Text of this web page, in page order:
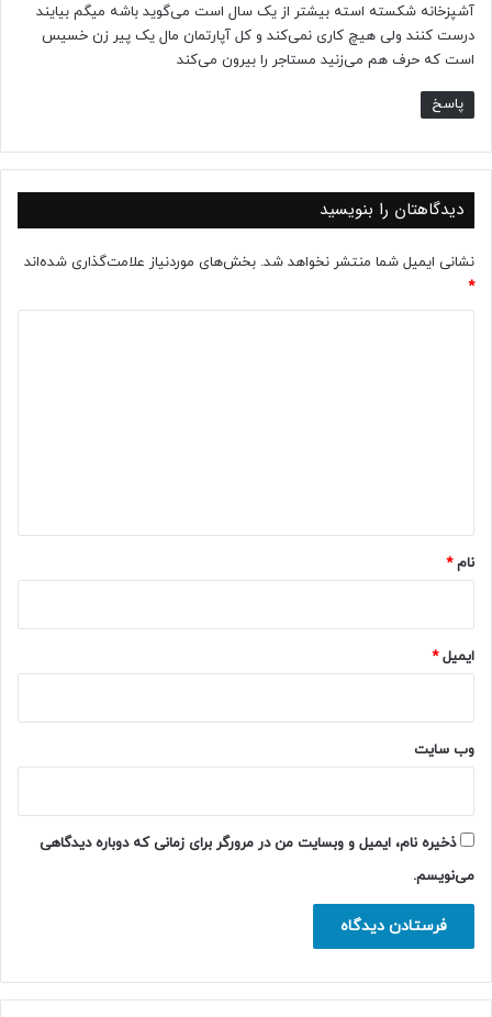
آشپزخانه شکسته استه بیشتر از یک سال است می‌گوید باشه میگم بیایند
درست کنند ولی هیچ کاری نمی‌کند و کل آپارتمان مال یک پیر زن خسیس
است که حرف هم می‌زنید مستاجر را بیرون می‌کند
پاسخ
دیدگاهتان را بنویسید
نشانی ایمیل شما منتشر نخواهد شد. بخش‌های موردنیاز علامت‌گذاری شده‌اند
*
نام*
ایمیل*
وب‌ سایت
ذخیره نام، ایمیل و وبسایت من در مرورگر برای زمانی که دوباره دیدگاهی
می‌نویسم.